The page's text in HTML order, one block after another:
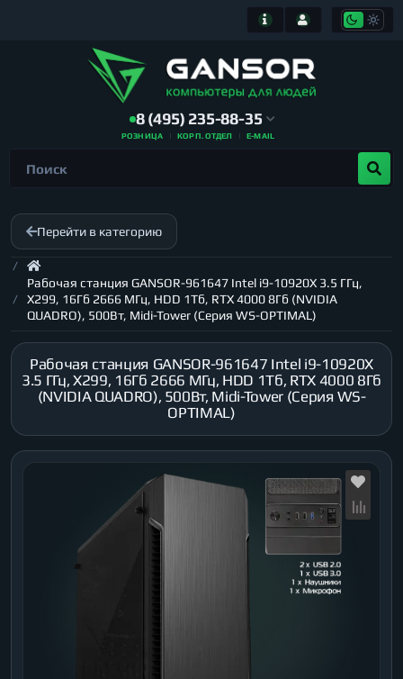
8 (495) 235-88-35
РОЗНИЦА КОРП. ОТДЕЛ E-MAIL
Перейти в категорию
Рабочая станция GANSOR-961647 Intel i9-10920X 3.5 ГГц,
X299, 16Гб 2666 МГц, HDD 1Тб, RTX 4000 8Гб (NVIDIA
QUADRO), 500Вт, Midi-Tower (Серия WS-OPTIMAL)
Рабочая станция GANSOR-961647 Intel i9-10920X
3.5 ГГц, X299, 16Гб 2666 МГц, HDD 1Тб, RTX 4000 8Гб
(NVIDIA QUADRO), 500Вт, Midi-Tower (Серия WS-
OPTIMAL)